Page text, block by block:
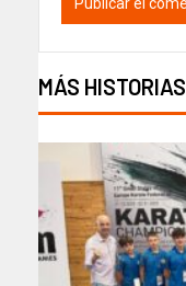
MÁS HISTORIAS